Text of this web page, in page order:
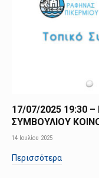
17/07/2025 19:30
ΣΥΜΒΟΥΛΙΟΥ
14 Ιουλίου 2025
Περισσότερα